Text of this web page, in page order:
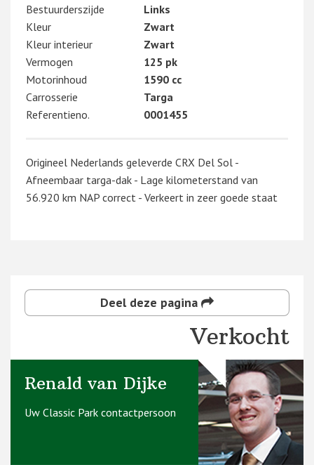
Bestuurderszijde
Links
Kleur
Zwart
Kleur interieur
Zwart
Vermogen
125 pk
Motorinhoud
1590 cc
Carrosserie
Targa
Referentieno.
0001455
Origineel Nederlands geleverde CRX Del Sol -
Afneembaar targa-dak - Lage kilometerstand van
56.920 km NAP correct - Verkeert in zeer goede staat
Deel deze pagina
Verkocht
Renald van Dijke
Uw Classic Park contactpersoon